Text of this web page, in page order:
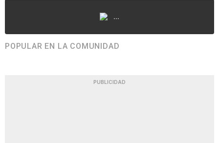
...
POPULAR EN LA COMUNIDAD
PUBLICIDAD